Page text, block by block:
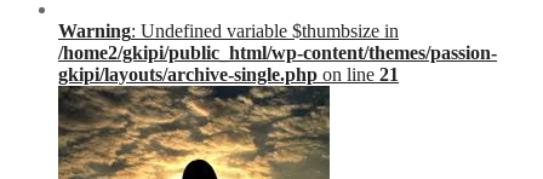
Warning: Undefined variable $thumbsize in
/home2/gkipi/public_html/wp-content/themes/passion-
gkipi/layouts/archive-single.php on line 21